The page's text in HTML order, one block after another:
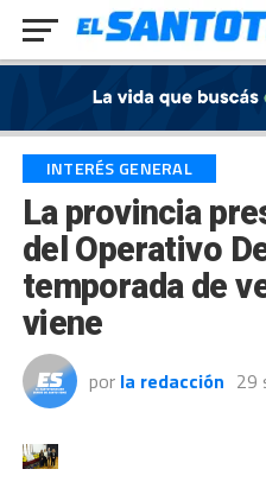
INTERÉS GENERAL
La provincia
del Operativo
temporada de
viene
por la redacción 29
Exit